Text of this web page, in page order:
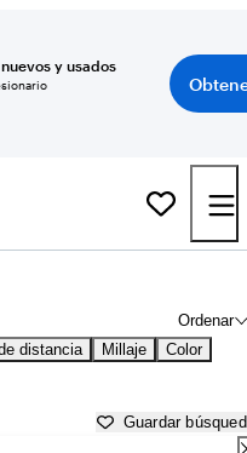
y usados
Ordenar
distancia Millaje Color
Guardar